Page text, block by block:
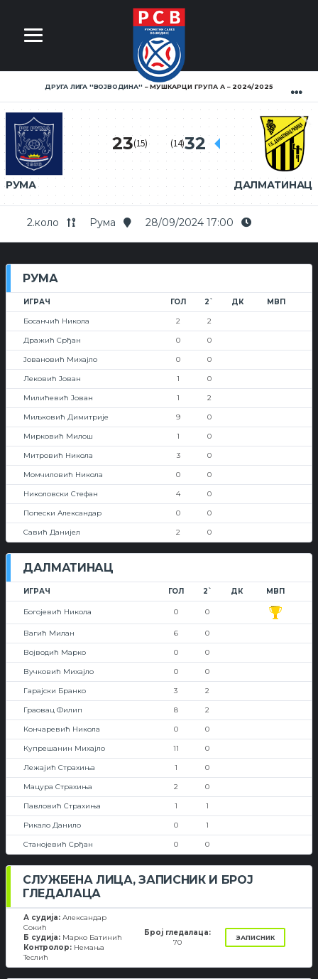
ДРУГА ЛИГА ''ВОЈВОДИНА'' МУШКАРЦИ ГРУПА А 2024/2025
РУМА
23(15)
ДАЛМАТИНАЦ
(14)32
2.коло Рума 28/09/2024 17:00
РУМА
ИГРАЧ ГОЛ 2` ДК МВП
Босанчић Никола 2 2
Дражић Срђан 0 0
Јовановић Михајло 0 0
Лековић Јован 1 0
Милићевић Јован 1 2
Миљковић Димитрије 9 0
Мирковић Милош 1 0
Митровић Никола 3 0
Момчиловић Никола 0 0
Николовски Стефан 4 0
Попески Александар 0 0
Савић Данијел 2 0
ДАЛМАТИНАЦ
ИГРАЧ ГОЛ 2` ДК МВП
Богојевић Никола 0 0
Вагић Милан 6 0
Војводић Марко 0 0
Вучковић Михајло 0 0
Гарајски Бранко 3 2
Граовац Филип 8 2
Кончаревић Никола 0 0
Купрешанин Михајло 11 0
Лежајић Страхиња 1 0
Мацура Страхиња 2 0
Павловић Страхиња 1 1
Рикало Данило 0 1
Станојевић Срђан 0 0
СЛУЖБЕНА ЛИЦА, ЗАПИСНИК И БРОЈ
ГЛЕДАЛАЦА
А судија: Александар
Сокић
Б судија: Марко Батинић
Контролор: Немања
Теслић
Број гледалаца:
70
ЗАПИСНИК